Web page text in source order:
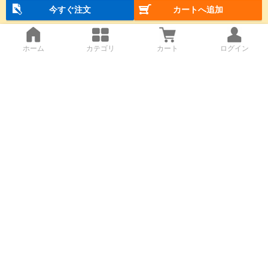
今すぐ注文
カートへ追加
ホーム カテゴリ カート ログイン